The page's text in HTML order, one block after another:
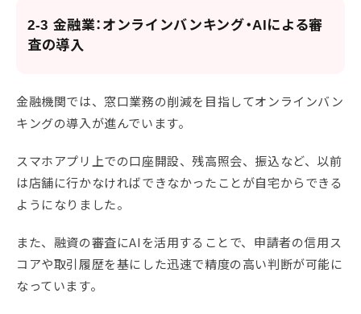
2-3 金融業：オンラインバンキング・AIによる審
査の導入
金融機関では、窓口業務の削減を目指してオンラインバン
キングの導入が進んでいます。
スマホアプリ上での口座開設、残高照会、振込など、以前
は店舗に行かなければできなかったことが自宅からできる
ようになりました。
また、融資の審査にAIを活用することで、申請者の信用ス
コアや取引履歴を基にした迅速で精度の高い判断が可能に
なっています。